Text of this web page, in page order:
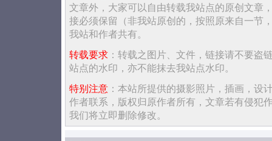
文章外，大家可以自由转载我站点的原创文章
接必须保留（非我站原创的，按照原来自一节
我站和作者共有。
转载要求 ：转载之图片、文件，链接请不要盗
站点的水印，亦不能抹去我站点水印。
特别注意 ：本站所提供的摄影照片，插画，设
作者联系，版权归原作者所有，文章若有侵犯
我们将立即删除修改。